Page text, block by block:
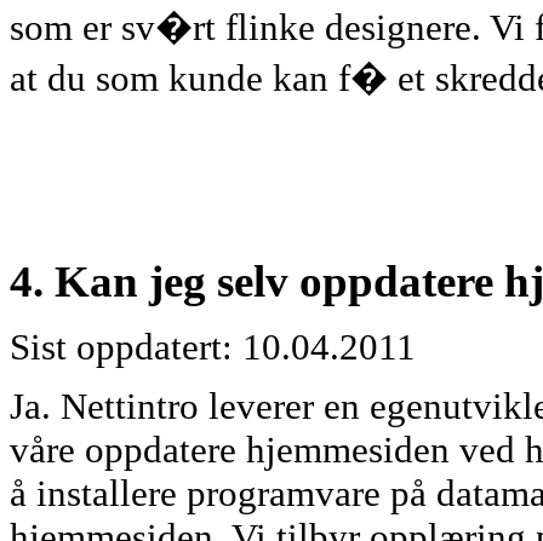
som er sv�rt flinke designere. Vi
at du som kunde kan f� et
4. Kan jeg selv oppdatere
Sist oppdatert: 10.04.2011
Ja. Nettintro leverer en
våre oppdatere hjemmesiden
å installere programvare på